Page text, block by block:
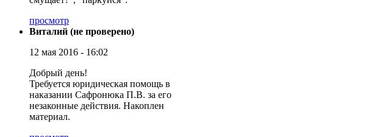
просмотр
Виталий (не проверено)
12 мая 2016 - 16:02
Добрый день!
Требуется юридическая помощь в
наказании Сафронюка П.В. за его
незаконные действия. Накоплен
материал.